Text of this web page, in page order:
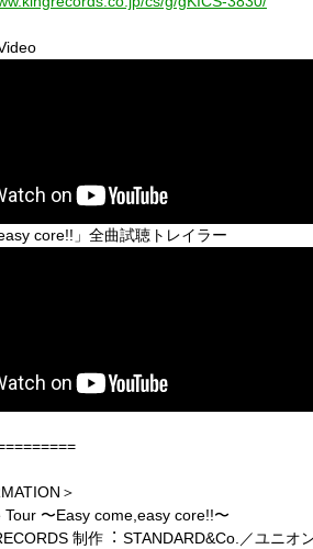
core!!」全曲試聴トレイラー
＞
Tour 〜Easy come,easy core!!〜
制作︓ STANDARD&Co.／ユニオ